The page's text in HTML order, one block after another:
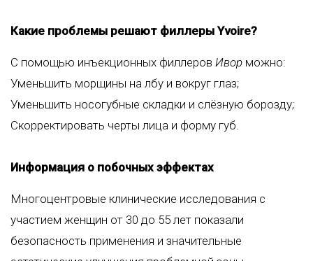
Какие проблемы решают филлеры Yvoire?
С помощью инъекционных филлеров Ивор можно:
Уменьшить морщины на лбу и вокруг глаз;
Уменьшить носогубные складки и слёзную борозду;
Скорректировать черты лица и форму губ.
Информация о побочных эффектах
Многоцентровые клинические исследования с
участием женщин от 30 до 55 лет показали
безопасность применения и значительные